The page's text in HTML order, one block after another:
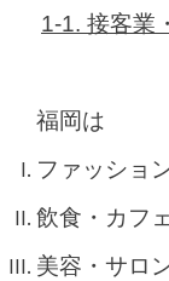
1-1. 接客業
福岡は
ファッショ
飲食・カフ
美容・サロ